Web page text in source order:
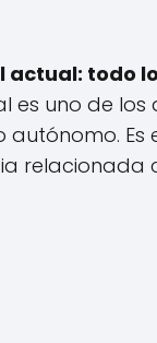
actual: todo
es uno de
Es
relacionada